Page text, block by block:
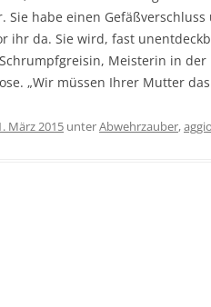
Sie habe einen
ihr da. Sie wird, fast
Meisterin in der
„Wir müssen Ihrer Mutter
März 2015 unterAbwehrzauber,